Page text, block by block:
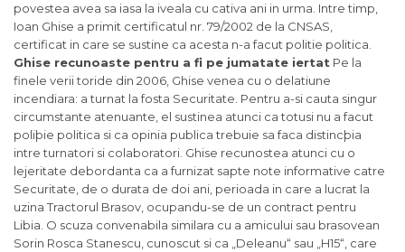
povestea avea sa iasa la iveala cu cativa ani in urma. Intre timp,
Ioan Ghise a primit certificatul nr. 79/2002 de la CNSAS,
certificat in care se sustine ca acesta n-a facut politie politica.
Ghise recunoaste pentru a fi pe jumatate iertat Pe la
finele verii toride din 2006, Ghise venea cu o delatiune
incendiara: a turnat la fosta Securitate. Pentru a-si cauta singur
circumstante atenuante, el sustinea atunci ca totusi nu a facut
poliþie politica si ca opinia publica trebuie sa faca distincþia
intre turnatori si colaboratori. Ghise recunostea atunci cu o
lejeritate debordanta ca a furnizat sapte note informative catre
Securitate, de o durata de doi ani, perioada in care a lucrat la
uzina Tractorul Brasov, ocupandu-se de un contract pentru
Libia. O scuza convenabila similara cu a amicului sau brasovean
Sorin Rosca Stanescu, cunoscut si ca „Deleanu“ sau „H15“, care